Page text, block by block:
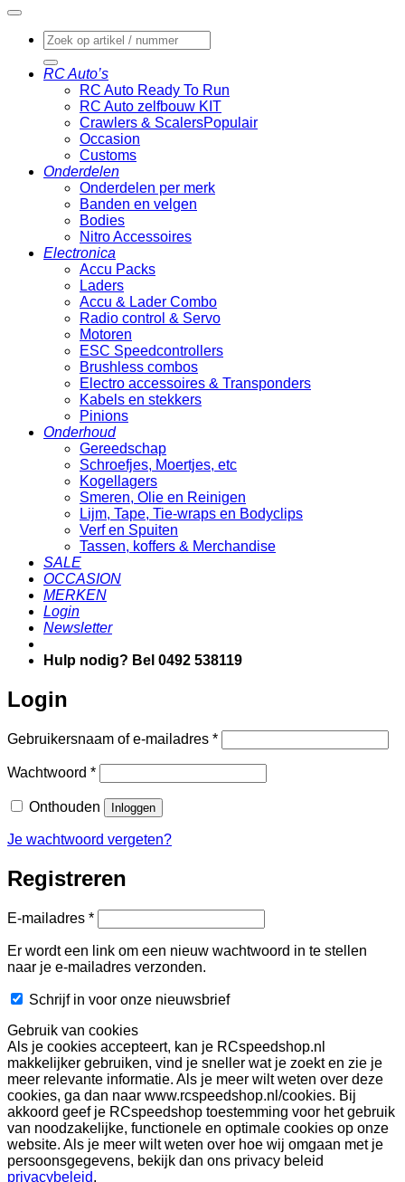
Zoeken
naar:
RC Auto’s
RC Auto Ready To Run
RC Auto zelfbouw KIT
Crawlers & Scalers
Occasion
Customs
Onderdelen
Onderdelen per merk
Banden en velgen
Bodies
Nitro Accessoires
Electronica
Accu Packs
Laders
Accu & Lader Combo
Radio control & Servo
Motoren
ESC Speedcontrollers
Brushless combos
Electro accessoires & Transponders
Kabels en stekkers
Pinions
Onderhoud
Gereedschap
Schroefjes, Moertjes, etc
Kogellagers
Smeren, Olie en Reinigen
Lijm, Tape, Tie-wraps en Bodyclips
Verf en Spuiten
Tassen, koffers & Merchandise
SALE
OCCASION
MERKEN
Login
Newsletter
Hulp nodig? Bel 0492 538119
Login
Gebruikersnaam of e-mailadres *Vereist
Wachtwoord *Vereist
Onthouden Inloggen
Je wachtwoord vergeten?
Registreren
E-mailadres *Vereist
Er wordt een link om een nieuw wachtwoord in te stellen
naar je e-mailadres verzonden.
Schrijf in voor onze nieuwsbrief
Gebruik van cookies
Als je cookies accepteert, kan je RCspeedshop.nl
makkelijker gebruiken, vind je sneller wat je zoekt en zie je
meer relevante informatie. Als je meer wilt weten over deze
cookies, ga dan naar www.rcspeedshop.nl/cookies. Bij
akkoord geef je RCspeedshop toestemming voor het gebruik
van noodzakelijke, functionele en optimale cookies op onze
website. Als je meer wilt weten over hoe wij omgaan met je
persoonsgegevens, bekijk dan ons privacy beleid
privacybeleid.